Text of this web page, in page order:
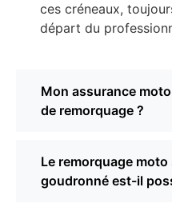
ces créneaux,
départ du
Mon assurance
de remorquage ?
Le remorquage
goudronné est-il